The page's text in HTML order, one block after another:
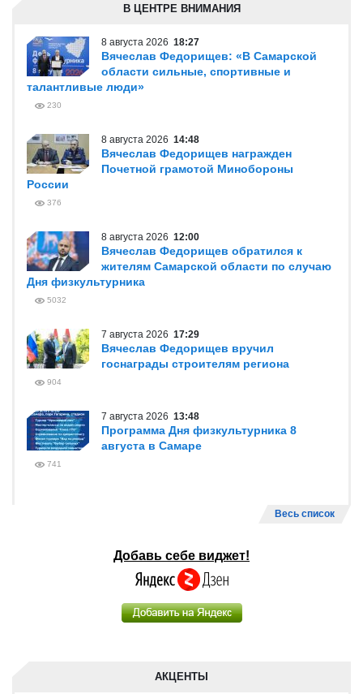
В ЦЕНТРЕ ВНИМАНИЯ
8 августа 2026 18:27
Вячеслав Федорищев: «В Самарской
области сильные, спортивные и
талантливые люди»
230
8 августа 2026 14:48
Вячеслав Федорищев награжден
Почетной грамотой Минобороны
России
376
8 августа 2026 12:00
Вячеслав Федорищев обратился к
жителям Самарской области по случаю
Дня физкультурника
5032
7 августа 2026 17:29
Вячеслав Федорищев вручил
госнаграды строителям региона
904
7 августа 2026 13:48
Программа Дня физкультурника 8
августа в Самаре
741
Весь список
Добавь себе виджет!
АКЦЕНТЫ